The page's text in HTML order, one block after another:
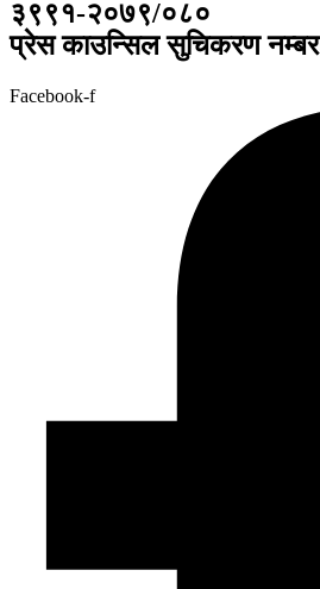
३९९१-२०७९/०८०
प्रेस काउन्सिल सुचिकरण
Facebook-f